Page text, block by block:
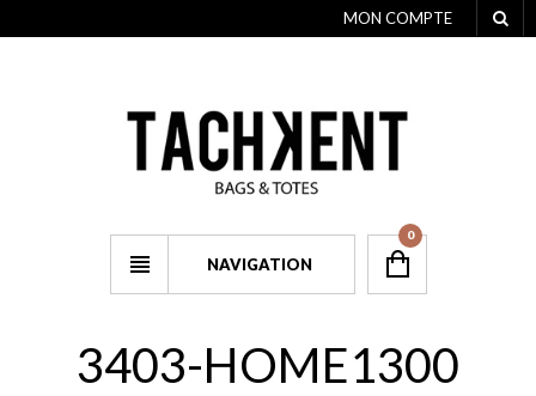
MON COMPTE
NAVIGATION
0
3403-HOME1300